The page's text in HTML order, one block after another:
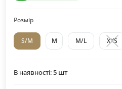
Розмір
S/M M M/L XXS
В наявності:5 шт